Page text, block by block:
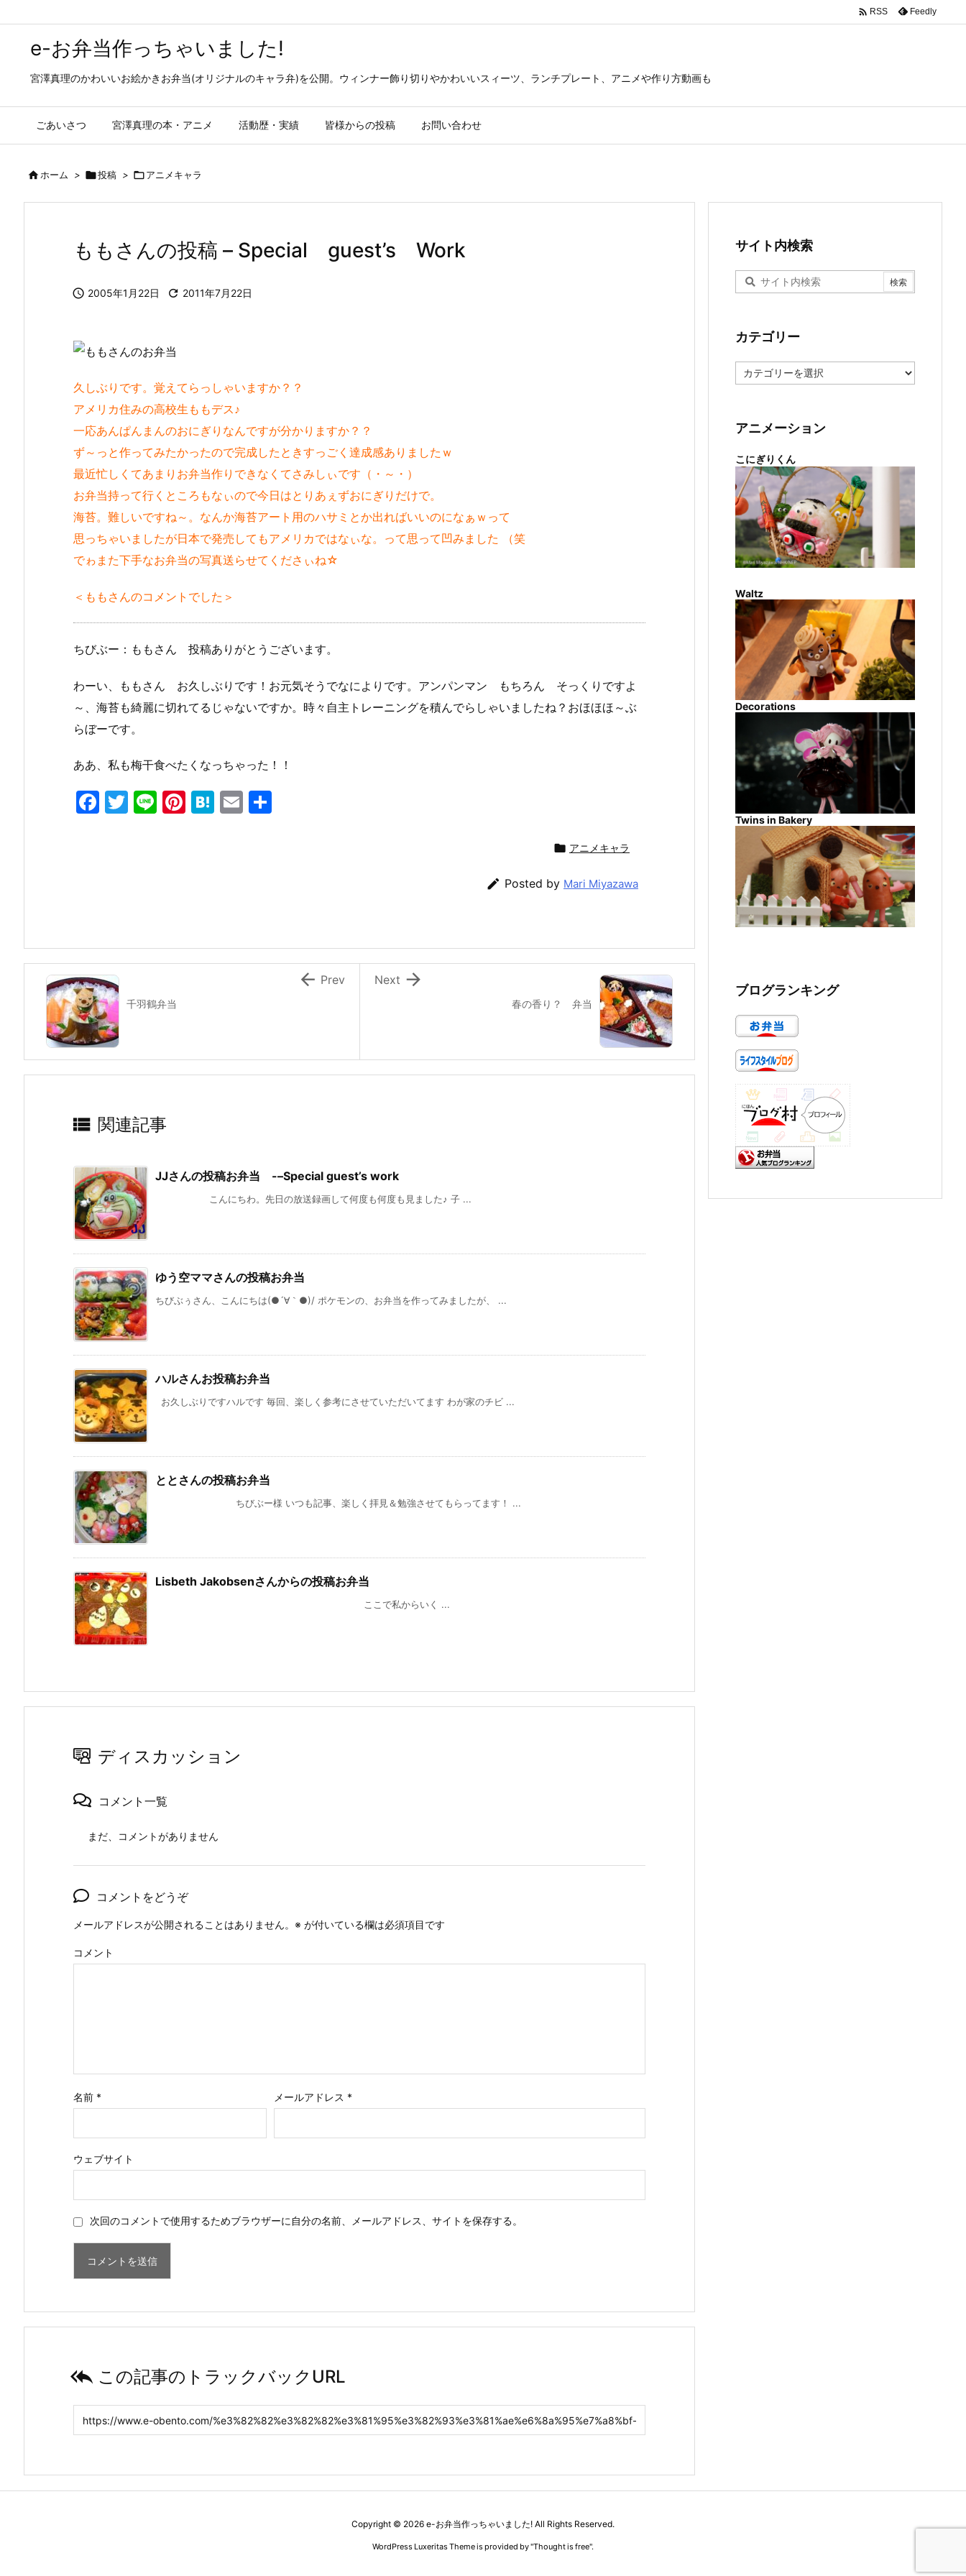
e-お弁当作っちゃいました!
宮澤真理のかわいいお絵かきお弁当(オリジナルのキャラ弁)を公開。ウィンナー飾り切りやかわいいスィーツ、ランチプレート、アニメや作り方動画も
ごあいさつ 宮澤真理の本・アニメ 活動歴・実績 皆様からの投稿 お問い合わせ
 RSS Feedly
ホーム > 投稿 > アニメキャラ
ももさんの投稿 – Special guest’s Work
 2005年1月22日  2011年7月22日
久しぶりです。覚えてらっしゃいますか？？
アメリカ住みの高校生ももデス♪
一応あんぱんまんのおにぎりなんですが分かりますか？？
ず～っと作ってみたかったので完成したときすっごく達成感ありましたｗ
最近忙しくてあまりお弁当作りできなくてさみしぃです（・～・）
お弁当持って行くところもなぃので今日はとりあぇずおにぎりだけで。
海苔。難しいですね～。なんか海苔アート用のハサミとか出ればいいのになぁｗって
思っちゃいましたが日本で発売してもアメリカではなぃな。って思って凹みました （笑
でゎまた下手なお弁当の写真送らせてくださぃね☆
＜ももさんのコメントでした＞
ちびぶー：ももさん 投稿ありがとうございます。
わーい、ももさん お久しぶりです！お元気そうでなによりです。アンパンマン もちろん そっくりですよ
～、海苔も綺麗に切れてるじゃないですか。時々自主トレーニングを積んでらしゃいましたね？おほほほ～ぶ
らぼーです。
ああ、私も梅干食べたくなっちゃった！！
F
k
T
Li Pi H
E
 アニメキャラ
 Posted by Mari Miyazawa
春の香り？ 弁当

Next
千羽鶴弁当
 Prev
 関連記事
JJさんの投稿お弁当 -–Special guest’s work
こんにちわ。先日の放送録画して何度も何度も見ました♪ 子 ...
ゆう空ママさんの投稿お弁当
ちびぶぅさん、こんにちは(●´∀｀●)/ ポケモンの、お弁当を作ってみましたが、 ...
ハルさんお投稿お弁当
お久しぶりですハルです 毎回、楽しく参考にさせていただいてます わが家のチビ ...
ととさんの投稿お弁当
ちびぶー様 いつも記事、楽しく拝見＆勉強させてもらってます！ ...
Lisbeth Jakobsenさんからの投稿お弁当
ここで私からいく ...
ディスカッション
コメント一覧
まだ、コメントがありません
コメントをどうぞ
メールアドレスが公開されることはありません。 ※ が付いている欄は必須項目です
コメント
名前 * メールアドレス *
ウェブサイト
次回のコメントで使用するためブラウザーに自分の名前、メールアドレス、サイトを保存する。
 この記事のトラックバックURL
サイト内検索
カテゴリー
テ
ー
アニメーション
こにぎりくん
Waltz
Decorations
Twins in Bakery
ブログランキング
Copyright © 2026 e-お弁当作っちゃいました! All Rights Reserved.
WordPress Luxeritas Theme is provided by "Thought is free".